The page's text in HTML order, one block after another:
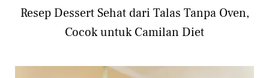
Resep Dessert Sehat dari Talas Tanpa Oven,
Cocok untuk Camilan Diet